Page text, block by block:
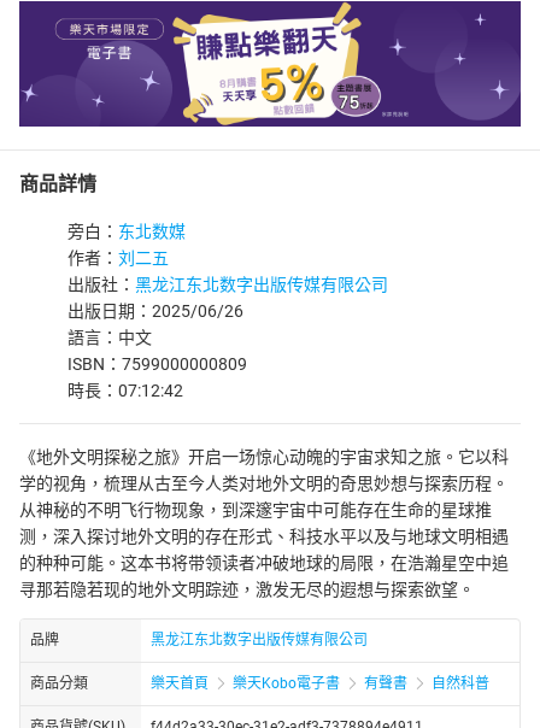
商品詳情
旁白： 东北数媒
作者： 刘二五
出版社： 黑龙江东北数字出版传媒有限公司
出版日期：2025/06/26
語言：中文
ISBN：7599000000809
時長：07:12:42
《地外文明探秘之旅》开启一场惊心动魄的宇宙求知之旅。它以科
学的视角，梳理从古至今人类对地外文明的奇思妙想与探索历程。
从神秘的不明飞行物现象，到深邃宇宙中可能存在生命的星球推
测，深入探讨地外文明的存在形式、科技水平以及与地球文明相遇
的种种可能。这本书将带领读者冲破地球的局限，在浩瀚星空中追
寻那若隐若现的地外文明踪迹，激发无尽的遐想与探索欲望。
品牌 黑龙江东北数字出版传媒有限公司
商品分類 樂天首頁 樂天Kobo電子書 有聲書 自然科普